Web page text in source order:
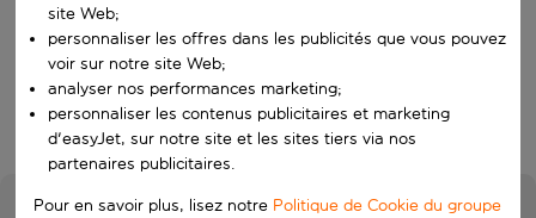
Rechercher
site Web;
personnaliser les offres dans les publicités que vous pouvez
voir sur notre site Web;
analyser nos performances marketing;
personnaliser les contenus publicitaires et marketing
d'easyJet, sur notre site et les sites tiers via nos
partenaires publicitaires.
Pour en savoir plus, lisez notre Politique de Cookie du groupe